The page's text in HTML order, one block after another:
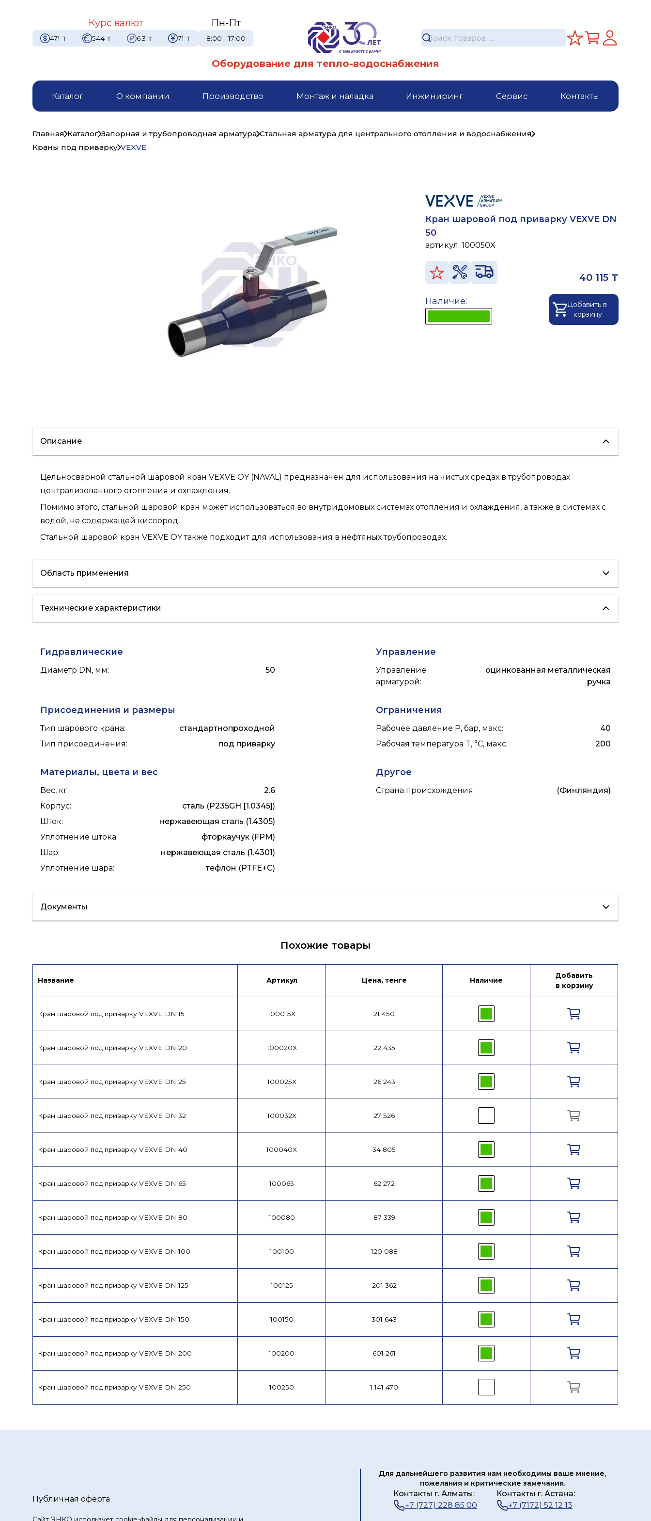
Курс валют
471 ₸ 544 ₸ 6.3 ₸ 71 ₸
Пн-Пт
8:00 - 17:00
Оборудование для тепло-водоснабжения
Каталог О компании Производство Монтаж и наладка Инжиниринг Сервис Контакты
Главная Каталог Запорная и трубопроводная арматура Стальная арматура для центрального отопления и водоснабжения
Краны под приварку VEXVE
Кран шаровой под приварку VEXVE DN
50
артикул: 100050X
40 115 ₸
Наличие:
Добавить в
корзину
Описание
Цельносварной стальной шаровой кран VEXVE OY (NAVAL) предназначен для использования на чистых средах в трубопроводах
централизованного отопления и охлаждения.
Помимо этого, стальной шаровой кран может использоваться во внутридомовых системах отопления и охлаждения, а также в системах с
водой, не содержащей кислород.
Стальной шаровой кран VEXVE OY также подходит для использования в нефтяных трубопроводах.
Область применения
водоснабжение отопление
Технические характеристики
Гидравлические
Диаметр DN, мм: 50
Управление
Управление
арматурой:
оцинкованная металлическая
ручка
Присоединения и размеры
Тип шарового крана:
стандартнопроходной
Тип присоединения: под приварку
Ограничения
Рабочее давление P, бар, макс:
40
Рабочая температура T, °C, макс: 200
Материалы, цвета и вес
Вес, кг:
2.6
Корпус:
сталь (P235GH [1.0345])
Шток:
нержавеющая сталь (1.4305)
Уплотнение штока:
фторкаучук (FPM)
Шар:
нержавеющая сталь (1.4301)
Уплотнение шара: тефлон (PTFE+C)
Другое
Страна происхождения: (Финляндия)
Документы
Похожие товары
Название Артикул Цена, тенге Наличие
Добавить
в корзину
Кран шаровой под приварку VEXVE DN 15 100015X 21 450
Кран шаровой под приварку VEXVE DN 20 100020X 22 435
Кран шаровой под приварку VEXVE DN 25 100025X 26 243
Кран шаровой под приварку VEXVE DN 32 100032X 27 526
Кран шаровой под приварку VEXVE DN 40 100040X 34 805
Кран шаровой под приварку VEXVE DN 65 100065 62 272
Кран шаровой под приварку VEXVE DN 80 100080 87 339
Кран шаровой под приварку VEXVE DN 100 100100 120 088
Кран шаровой под приварку VEXVE DN 125 100125 201 362
Кран шаровой под приварку VEXVE DN 150 100150 301 643
Кран шаровой под приварку VEXVE DN 200 100200 601 261
Кран шаровой под приварку VEXVE DN 250 100250 1 141 470
Публичная оферта
Для дальнейшего развития нам необходимы ваше мнение,
пожелания и критические замечания.
Контакты г. Алматы:
+7 (727) 228 85 00
Контакты г. Астана:
+7 (7172) 52 12 13